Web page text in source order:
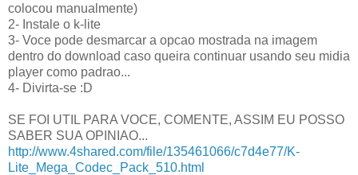
colocou manualmente)
2- Instale o k-lite
3- Voce pode desmarcar a opcao mostrada na imagem
dentro do download caso queira continuar usando seu midia
player como padrao...
4- Divirta-se :D
SE FOI UTIL PARA VOCE, COMENTE, ASSIM EU POSSO
SABER SUA OPINIAO...
http://www.4shared.com/file/135461066/c7d4e77/K-
Lite_Mega_Codec_Pack_510.html